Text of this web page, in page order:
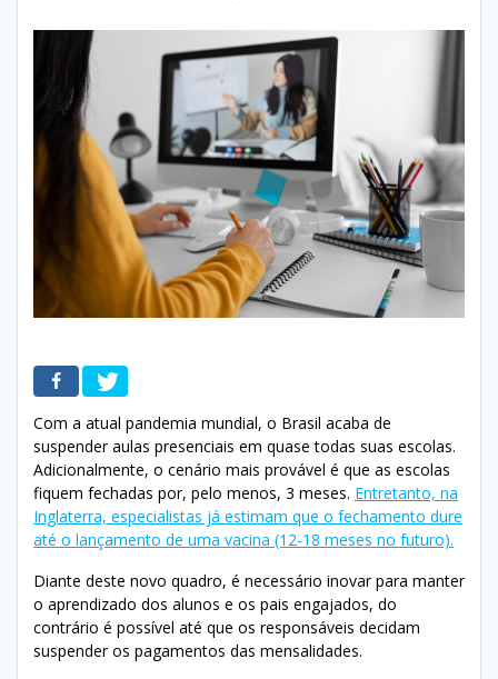
Com a atual pandemia mundial, o Brasil acaba de
suspender aulas presenciais em quase todas suas escolas.
Adicionalmente, o cenário mais provável é que as escolas
fiquem fechadas por, pelo menos, 3 meses. Entretanto, na
Inglaterra, especialistas já estimam que o fechamento dure
até o lançamento de uma vacina (12-18 meses no futuro).
Diante deste novo quadro, é necessário inovar para manter
o aprendizado dos alunos e os pais engajados, do
contrário é possível até que os responsáveis decidam
suspender os pagamentos das mensalidades.